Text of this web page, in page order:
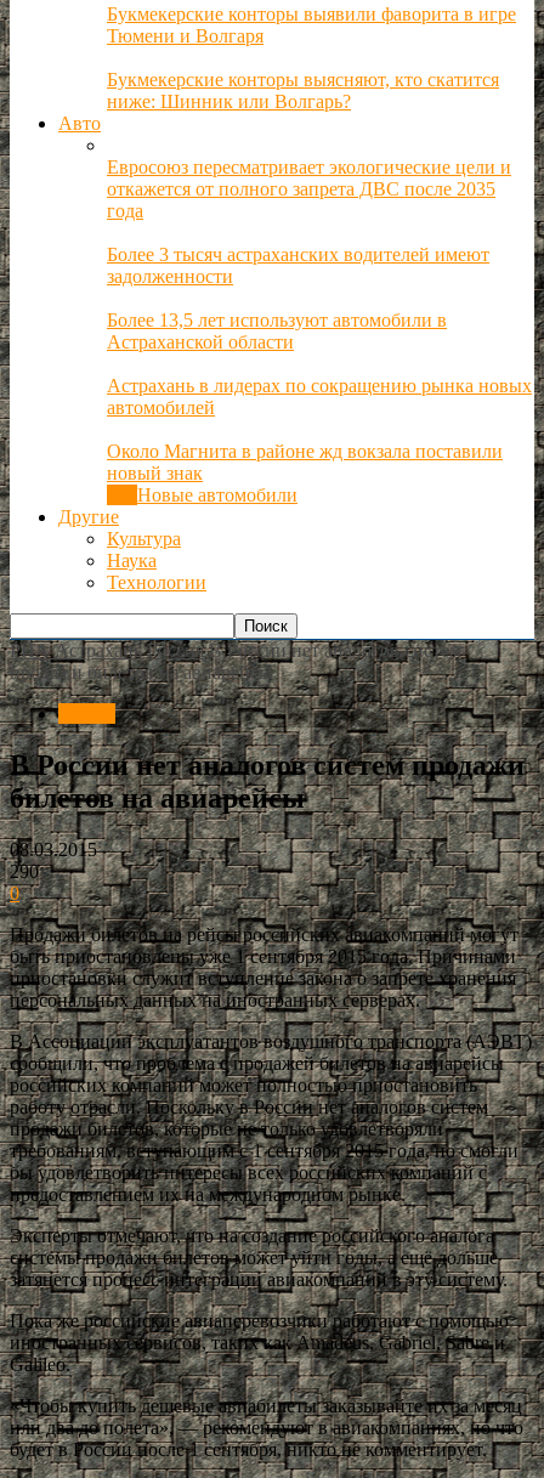
Букмекерские конторы выявили фаворита в игре
Тюмени и Волгаря
Букмекерские конторы выясняют, кто скатится
ниже: Шинник или Волгарь?
Авто
Евросоюз пересматривает экологические цели и
откажется от полного запрета ДВС после 2035
года
Более 3 тысяч астраханских водителей имеют
задолженности
Более 13,5 лет используют автомобили в
Астраханской области
Астрахань в лидерах по сокращению рынка новых
автомобилей
Около Магнита в районе жд вокзала поставили
новый знак
Новые автомобили
Другие
Культура
Наука
Технологии
РИА Астрахань Россия В России нет аналогов систем
продажи билетов на авиарейсы
В России нет аналогов систем продажи
билетов на авиарейсы
08.03.2015
290
0
Продажи билетов на рейсы российских авиакомпаний могут
быть приостановлены уже 1 сентября 2015 года. Причинами
приостановки служит вступление закона о запрете хранения
персональных данных на иностранных серверах.
В Ассоциации эксплуатантов воздушного транспорта (АЭВТ)
сообщили, что проблема с продажей билетов на авиарейсы
российских компаний может полностью приостановить
работу отрасли. Поскольку в России нет аналогов систем
продажи билетов, которые не только удовлетворяли
требованиям, вступающим с 1 сентября 2015 года, но смогли
бы удовлетворить интересы всех российских компаний с
предоставлением их на международном рынке.
Эксперты отмечают, что на создание российского аналога
системы продажи билетов может уйти годы, а ещё дольше
затянется процесс интеграции авиакомпаний в эту систему.
Пока же российские авиаперевозчики работают с помощью
иностранных сервисов, таких как Amadeus, Gabriel, Sabre и
Galileo.
«Чтобы купить дешевые авиабилеты заказывайте их за месяц
или два до полета», — рекомендуют в авиакомпаниях, но что
будет в России после 1 сентября, никто не комментирует.